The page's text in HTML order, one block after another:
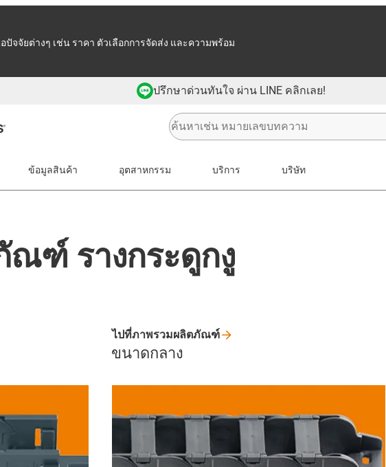
จจัยต่างๆ เช่น ราคา ตัวเลือกการจัดส่ง และความพร้อม
ปรึกษาด่วนทันใจ ผ่าน LINE คลิกเลย!
ข้อมูลสินค้า อุตสาหกรรม บริการ บริษัท
ฑ์ รางกระดูกงู
ขนาดกลาง
ไปที่ภาพรวมผลิตภัณฑ์